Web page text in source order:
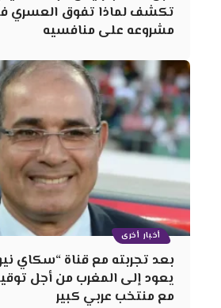
تكشف لماذا تفوق العسري
مشروعه على منافسيه
أخبار أخرى
بعد تجربته مع قناة “سكاي
يعود إلى المغرب من أجل
مع منتخب عربي كبير